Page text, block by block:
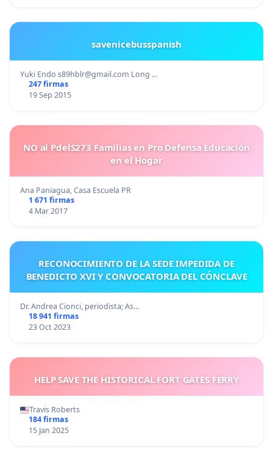
savenicebusspanish
Yuki Endo s89hblr@gmail.com Long …
247 firmas
19 Sep 2015
NO al PdelS273 Familias en Pro Defensa Educación
en el Hogar
Ana Paniagua, Casa Escuela PR
1 671 firmas
4 Mar 2017
RECONOCIMIENTO DE LA SEDE IMPEDIDA DE
BENEDICTO XVI Y CONVOCATORIA DEL CÓNCLAVE
Dr. Andrea Cionci, periodista; As…
18 941 firmas
23 Oct 2023
HELP SAVE THE HISTORICAL FORT GATES FERRY
Travis Roberts
184 firmas
15 Jan 2025